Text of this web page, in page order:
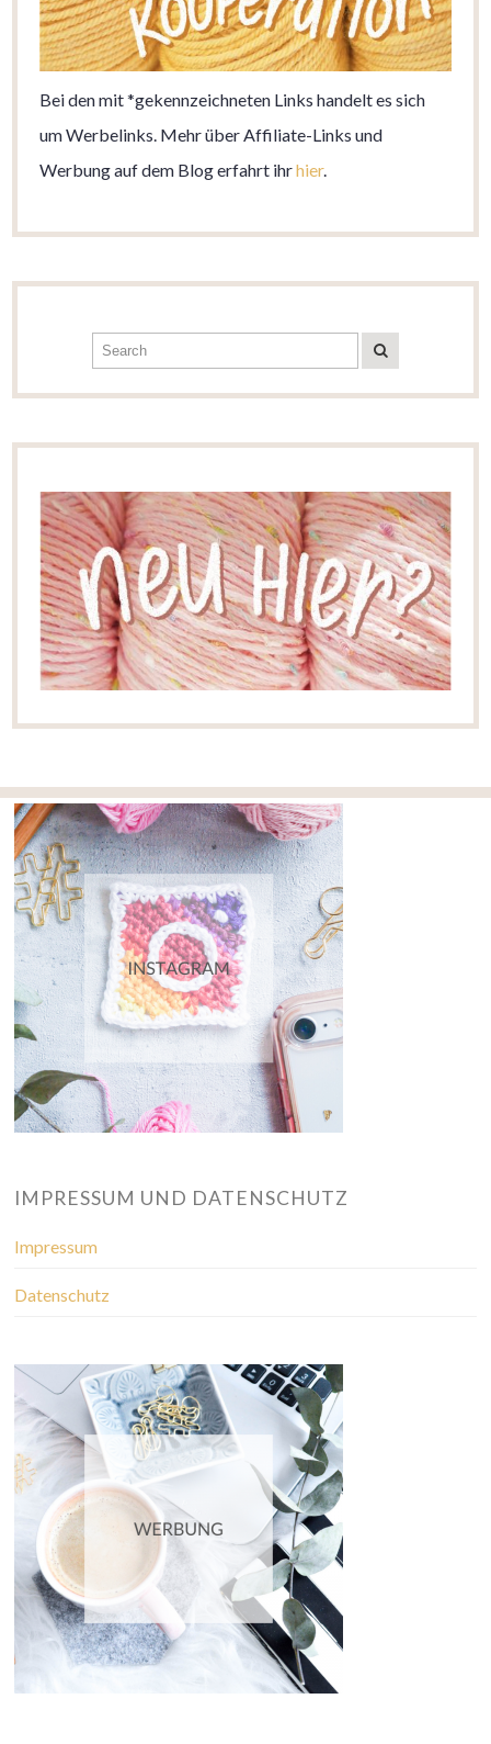
Bei den mit *gekennzeichneten Links handelt es sich
um Werbelinks. Mehr über Affiliate-Links und
Werbung auf dem Blog erfahrt ihrhier.
IMPRESSUM UND DATENSCHUTZ
Impressum
Datenschutz